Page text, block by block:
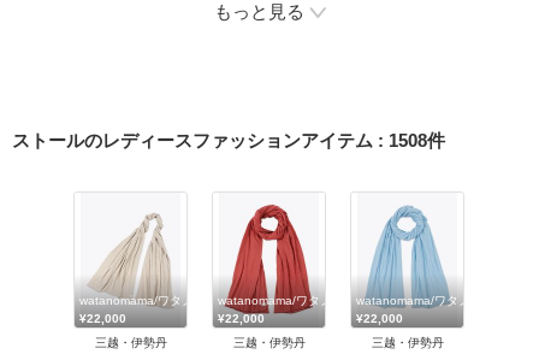
もっと見る
ストールのレディースファッションアイテム : 1508件
watanomama/ワタノママ
¥22,000
三越・伊勢丹
watanomama/ワタノママ
¥22,000
三越・伊勢丹
watanomama/ワタノママ
¥22,000
三越・伊勢丹